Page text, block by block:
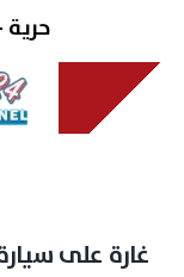
content
غارة على